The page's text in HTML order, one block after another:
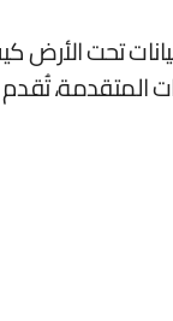
تحت
المتقدمة،